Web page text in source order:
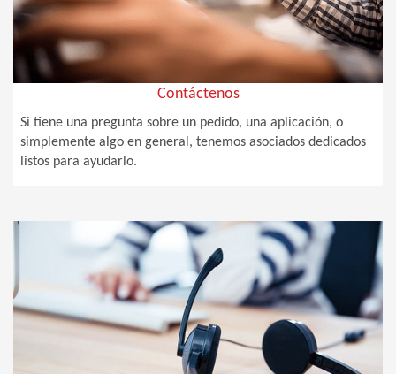
Contáctenos
Si tiene una pregunta sobre un pedido, una aplicación, o
simplemente algo en general, tenemos asociados dedicados
listos para ayudarlo.